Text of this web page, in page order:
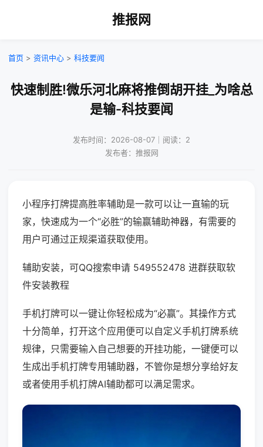
推报网
首页 > 资讯中心 > 科技要闻
快速制胜!微乐河北麻将推倒胡开挂_为啥总
是输-科技要闻
发布时间：2026-08-07｜阅读：2
发布者：推报网
小程序打牌提高胜率辅助是一款可以让一直输的玩
家，快速成为一个“必胜”的输赢辅助神器，有需要的
用户可通过正规渠道获取使用。
辅助安装，可QQ搜索申请 549552478 进群获取软
件安装教程
手机打牌可以一键让你轻松成为“必赢”。其操作方式
十分简单，打开这个应用便可以自定义手机打牌系统
规律，只需要输入自己想要的开挂功能，一键便可以
生成出手机打牌专用辅助器，不管你是想分享给好友
或者使用手机打牌AI辅助都可以满足需求。